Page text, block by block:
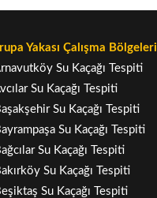
Yakası Çalışma Bölgeleri
Su Kaçağı Tespiti
Su Kaçağı Tespiti
Su Kaçağı Tespiti
Su Kaçağı Tespiti
Su Kaçağı Tespiti
Su Kaçağı Tespiti
Su Kaçağı Tespiti